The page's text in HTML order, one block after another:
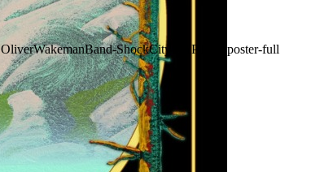
OliverWakemanBand-ShockCity-FAPTour-poster-full